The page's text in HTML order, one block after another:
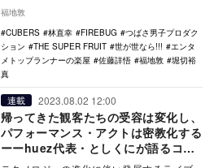
ントエンパワー…
福地敦
CUBERS
林直幸 FIREBUG
つばさ男子プロダク
ション
THE SUPER FRUIT 世が世なら!!!
エンタ
メトップランナーの楽屋
佐藤詳悟 福地敦
堀切裕
真
連載 2023.08.02 12:00
帰ってきた観客たちの受容は変化し、
パフォーマンス・アクトは密教化する
ーーhuez代表・としくにが語るコロ
ナ禍を経た"ライブ演出”の現在地